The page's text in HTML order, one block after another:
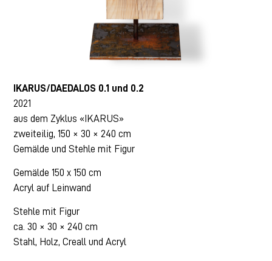
IKARUS/DAEDALOS 0.1 und 0.2
2021
aus dem Zyklus «IKARUS»
zweiteilig, 150 × 30 × 240 cm
Gemälde und Stehle mit Figur
Gemälde 150 x 150 cm
Acryl auf Leinwand
Stehle mit Figur
ca. 30 × 30 × 240 cm
Stahl, Holz, Creall und Acryl